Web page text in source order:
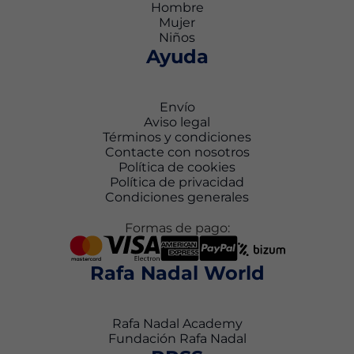
Hombre
Mujer
Niños
Ayuda
Envío
Aviso legal
Términos y condiciones
Contacte con nosotros
Política de cookies
Política de privacidad
Condiciones generales
Formas de pago:
Rafa Nadal World
Rafa Nadal Academy
Fundación Rafa Nadal